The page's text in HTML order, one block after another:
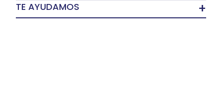
TE AYUDAMOS +